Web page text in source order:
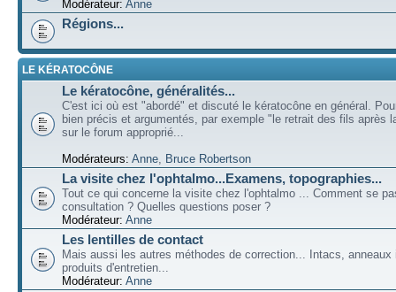
Modérateur: Anne
Régions...
LE KÉRATOCÔNE
Le kératocône, généralités...
C'est ici où est "abordé" et discuté le kératocône en général.
bien précis et argumentés, par exemple "le retrait des fils après
sur le forum approprié...
Modérateurs: Anne, Bruce Robertson
La visite chez l'ophtalmo...Examens, topographies...
Tout ce qui concerne la visite chez l'ophtalmo ... Comment se
consultation ? Quelles questions poser ?
Modérateur: Anne
Les lentilles de contact
Mais aussi les autres méthodes de correction... Intacs, anneaux
produits d'entretien...
Modérateur: Anne